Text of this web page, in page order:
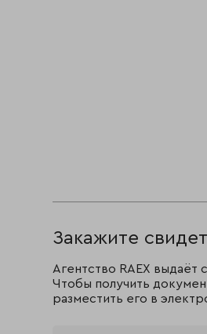
Закажите
Агентство RAEX выдаёт
Чтобы получить
разместить его в